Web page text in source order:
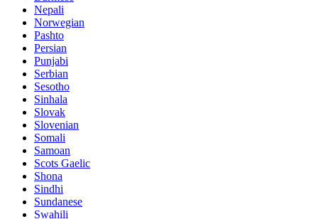
Nepali
Norwegian
Pashto
Persian
Punjabi
Serbian
Sesotho
Sinhala
Slovak
Slovenian
Somali
Samoan
Scots Gaelic
Shona
Sindhi
Sundanese
Swahili